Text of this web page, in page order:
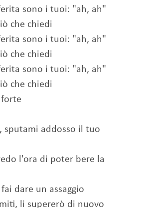
sono i tuoi: "ah, ah"
che chiedi
sono i tuoi: "ah, ah"
che chiedi
sono i tuoi: "ah, ah"
che chiedi
sputami addosso il tuo
l'ora di poter bere la
dare un assaggio
li supererò di nuovo